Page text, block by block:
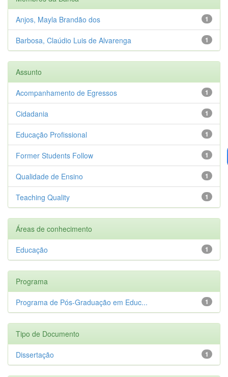
1
Anjos, Mayla Brandão dos
1
Barbosa, Claúdio Luis de Alvarenga
Assunto
1
Acompanhamento de Egressos
1
Cidadania
1
Educação Profissional
1
Former Students Follow
1
Qualidade de Ensino
1
Teaching Quality
Áreas de conhecimento
1
Educação
Programa
1
Programa de Pós-Graduação em Educ...
Tipo de Documento
1
Dissertação